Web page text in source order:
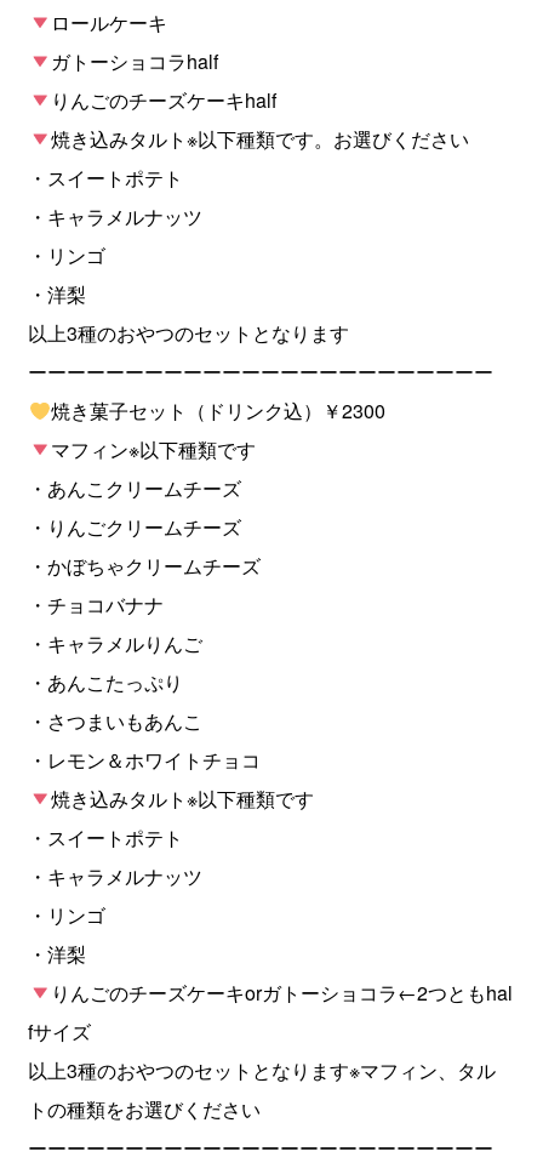
ロールケーキ
ガトーショコラhalf
りんごのチーズケーキhalf
焼き込みタルト※以下種類です。お選びください
・スイートポテト
・キャラメルナッツ
・リンゴ
・洋梨
以上3種のおやつのセットとなります
ーーーーーーーーーーーーーーーーーーーーーーーー
焼き菓子セット（ドリンク込）￥2300
マフィン※以下種類です
・あんこクリームチーズ
・りんごクリームチーズ
・かぼちゃクリームチーズ
・チョコバナナ
・キャラメルりんご
・あんこたっぷり
・さつまいもあんこ
・レモン＆ホワイトチョコ
焼き込みタルト※以下種類です
・スイートポテト
・キャラメルナッツ
・リンゴ
・洋梨
りんごのチーズケーキorガトーショコラ←2つともhal
fサイズ
以上3種のおやつのセットとなります※マフィン、タル
トの種類をお選びください
ーーーーーーーーーーーーーーーーーーーーーーーー